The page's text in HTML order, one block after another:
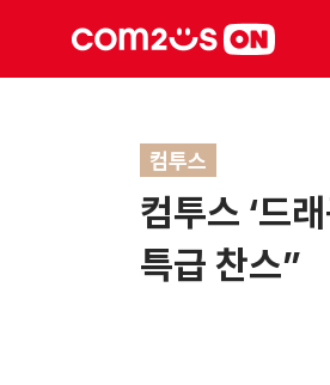
컴투스
컴투스 ‘드
특급 찬스”